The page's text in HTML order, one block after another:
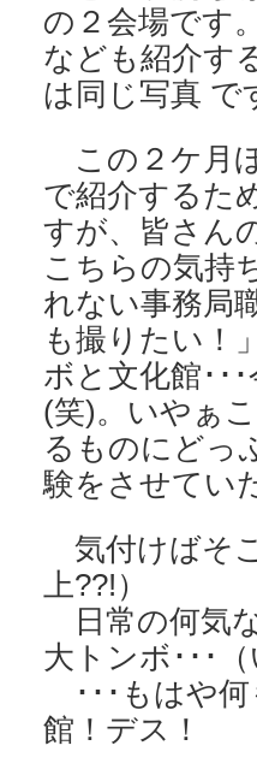
の２会場です
なども紹介
は同じ写真 で
この２ケ月
で紹介するた
すが、皆さん
こちらの気持
れない事務局
も撮りたい！
ボと文化館･･
(笑)。いやぁ
るものにどっ
験をさせてい
気付けばそ
上??!）
日常の何気
大トンボ･･･
･･･もはや何
館！デス！